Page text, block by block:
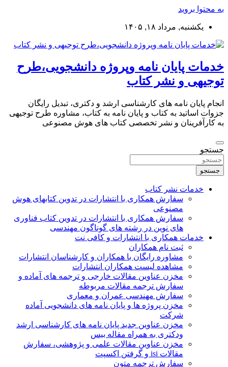
به محتوا بروید
یکشنبه, مرداد ۱۸, ۱۴۰۵
خدمات پایان نامه وپروژه دانشجویی،طرح
توجیهی و نشر کتاب
انجام پایان نامه های کارشناسی ارشد و دکتری، تبدیل رایگان
جزوات اساتید به کتاب و پایان نامه به کتاب، مشاوره طرح توجیهی
به کارآفرینان و نشر تخصصی کتاب های هوش مصنوعی
جستجو
جستجو
خدمات نشر کتاب
سفارش همکاری با انتشارات در تدوین کتابهای هوش
مصنوعی
سفارش همکاری با انتشارات در تدوین کتاب فناوری
های نوین در رشته های گوناگون مهندسی
خدمات همکاری با انتشارات و کافی نت
ثبت نام همکاران
مشاوره رایگان با همکاران و کارشناسان انتشارات
مشاهده لیست همکاران انتشارات
مخزن عناوین مقالات خارجی و ترجمه های آماده و
سفارش ترجمه مقالات مربوطه
سفارش مهندسی عمران و معماری
مخزن پروژه ها و پایان نامه های دانشجویی آماده
شرکت
مخزن عناوین جدید پایان نامه های کارشناسی ارشد
ودکتری به همراه مقاله بیس
مخزن عناوین مقالات علمی و پژوهشی، سفارش
مقالات isi و گرفتن اکسپت
سفارش ترجمه متون